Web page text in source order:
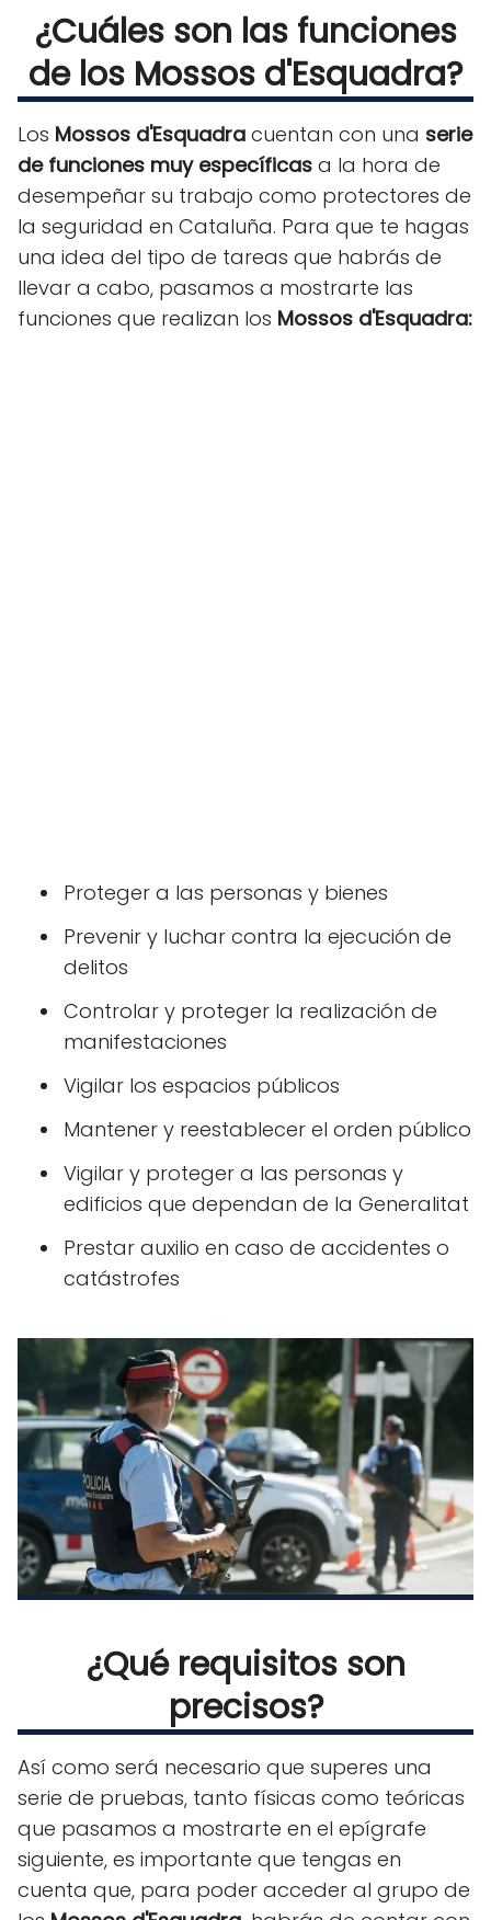
¿Cuáles son las funciones
de los Mossos d'Esquadra?
Los Mossos d'Esquadra cuentan con una serie
de funciones muy específicas a la hora de
desempeñar su trabajo como protectores de
la seguridad en Cataluña. Para que te hagas
una idea del tipo de tareas que habrás de
llevar a cabo, pasamos a mostrarte las
funciones que realizan los Mossos d'Esquadra:
Proteger a las personas y bienes
Prevenir y luchar contra la ejecución de
delitos
Controlar y proteger la realización de
manifestaciones
Vigilar los espacios públicos
Mantener y reestablecer el orden público
Vigilar y proteger a las personas y
edificios que dependan de la Generalitat
Prestar auxilio en caso de accidentes o
catástrofes
¿Qué requisitos son
precisos?
Así como será necesario que superes una
serie de pruebas, tanto físicas como teóricas
que pasamos a mostrarte en el epígrafe
siguiente, es importante que tengas en
cuenta que, para poder acceder al grupo de